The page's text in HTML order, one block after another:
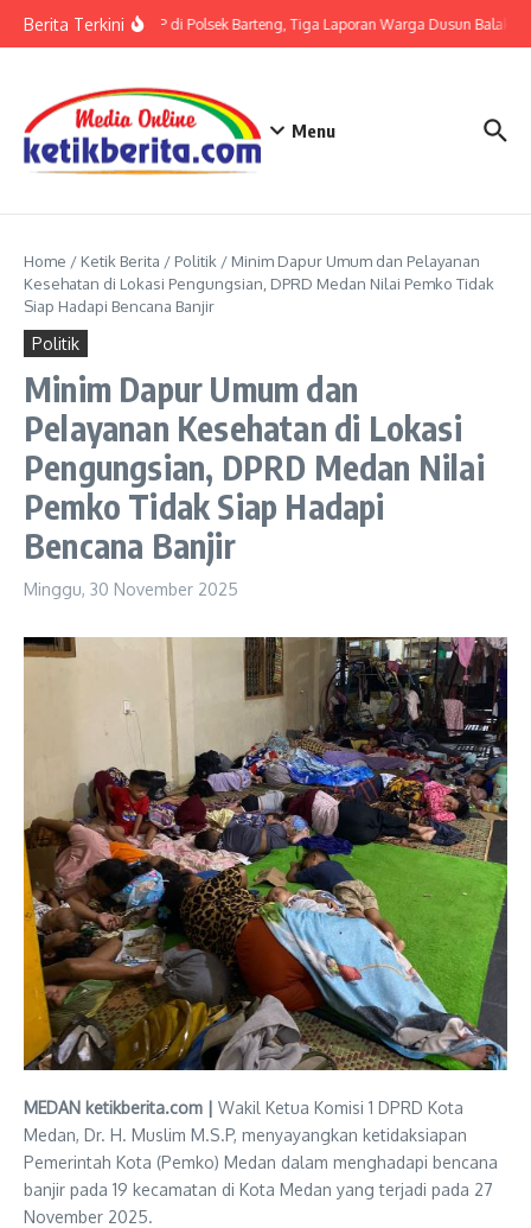
Berita TerkiniTerkait LP di Polsek Barteng, Tiga Laporan Warga Dusun Balaka
Menu
Home / Ketik Berita / Politik / Minim Dapur Umum dan Pelayanan
Kesehatan di Lokasi Pengungsian, DPRD Medan Nilai Pemko Tidak
Siap Hadapi Bencana Banjir
Politik
Minim Dapur Umum dan
Pelayanan Kesehatan di Lokasi
Pengungsian, DPRD Medan Nilai
Pemko Tidak Siap Hadapi
Bencana Banjir
Minggu, 30 November 2025
MEDAN ketikberita.com | Wakil Ketua Komisi 1 DPRD Kota
Medan, Dr. H. Muslim M.S.P, menyayangkan ketidaksiapan
Pemerintah Kota (Pemko) Medan dalam menghadapi bencana
banjir pada 19 kecamatan di Kota Medan yang terjadi pada 27
November 2025.